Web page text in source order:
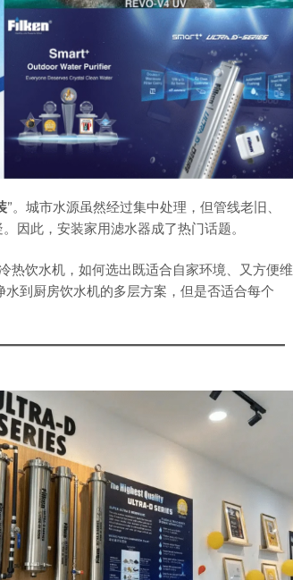
”。城市水源虽然经过集中处理，但管线老旧、
因此，安装家用滤水器成了热门话题。
热饮水机，如何选出既适合自家环境、又方便维
到厨房饮水机的多层方案，但是否适合每个